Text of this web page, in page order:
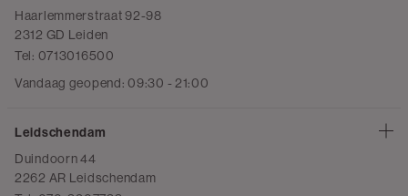
Haarlemmerstraat 92-98
2312 GD Leiden
Tel: 0713016500
Vandaag geopend: 09:30 - 21:00
Leidschendam
Duindoorn 44
2262 AR Leidschendam